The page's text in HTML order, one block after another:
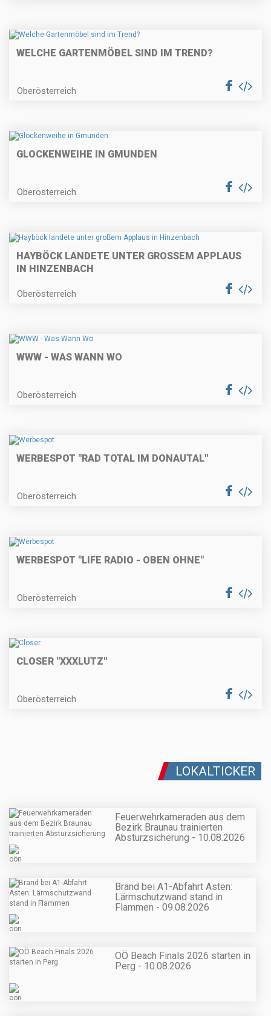
WELCHE GARTENMÖBEL SIND IM TREND?
Oberösterreich
GLOCKENWEIHE IN GMUNDEN
Oberösterreich
HAYBÖCK LANDETE UNTER GROSSEM APPLAUS I
N HINZENBACH
Oberösterreich
WWW - WAS WANN WO
Oberösterreich
WERBESPOT "RAD TOTAL IM DONAUTAL"
Oberösterreich
WERBESPOT "LIFE RADIO - OBEN OHNE"
Oberösterreich
CLOSER "XXXLUTZ"
Oberösterreich
LOKALTICKER
Feuerwehrkameraden aus dem
Bezirk Braunau trainierten
Absturzsicherung - 10.08.2026
Brand bei A1-Abfahrt Asten:
Lärmschutzwand stand in
Flammen - 09.08.2026
OÖ Beach Finals 2026 starten in
Perg - 10.08.2026